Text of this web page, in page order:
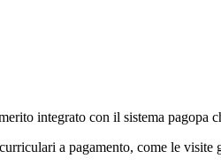
integrato con il sistema pagopa
a pagamento, come le visite